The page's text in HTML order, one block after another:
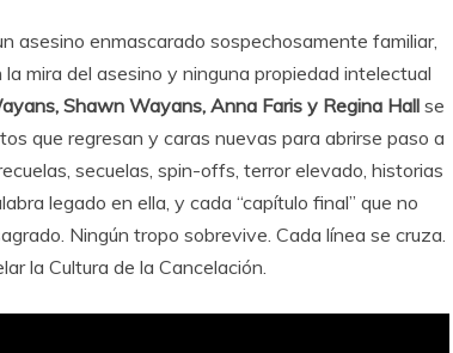
asesino enmascarado sospechosamente familiar,
mira del asesino y ninguna propiedad intelectual
Shawn Wayans, Anna Faris y Regina Hall se
que regresan y caras nuevas para abrirse paso a
secuelas, spin-offs, terror elevado, historias
legado en ella, y cada “capítulo final” que no
Ningún tropo sobrevive. Cada línea se cruza.
la Cultura de la Cancelación.